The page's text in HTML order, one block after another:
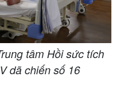
tâm Hồi sức tích
dã chiến số 16